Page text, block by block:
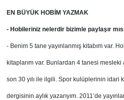
EN BÜYÜK HOBİM YAZMAK
- Hobileriniz nelerdir bizimle paylaşır
- Benim 5 tane yayınlanmış kitabım var.
kitaplarım var. Bunlardan 4 tanesi
son 30 yılı ile ilgili. Spor kulüplerinin idari
dergisinin aylık yazarıyım. 2011’de